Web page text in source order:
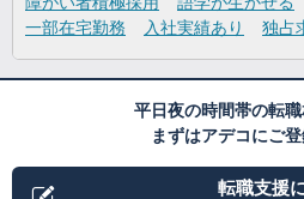
一部在宅勤務
入社実績あり 独占
平日夜の時間帯の転職
まずはアデコにご
転職支援